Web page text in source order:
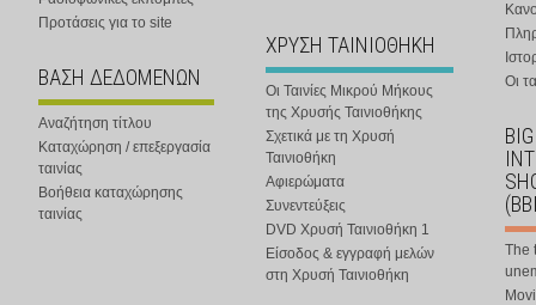
Προτάσεις για το site
ΒΑΣΗ ΔΕΔΟΜΕΝΩΝ
Αναζήτηση τίτλου
Καταχώρηση / επεξεργασία
ταινίας
Βοήθεια καταχώρησης
ταινίας
ΧΡΥΣΗ ΤΑΙΝΙΟΘΗΚΗ
Οι Ταινίες Μικρού Μήκους
της Χρυσής Ταινιοθήκης
Σχετικά με τη Χρυσή
Ταινιοθήκη
Αφιερώματα
Συνεντεύξεις
DVD Χρυσή Ταινιοθήκη 1
Είσοδος & εγγραφή μελών
στη Χρυσή Ταινιοθήκη
Οι
The